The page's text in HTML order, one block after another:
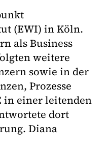
(EWI) in Köln.
als Business
weitere
sowie in der
Prozesse
in einer leitenden
dort
Diana